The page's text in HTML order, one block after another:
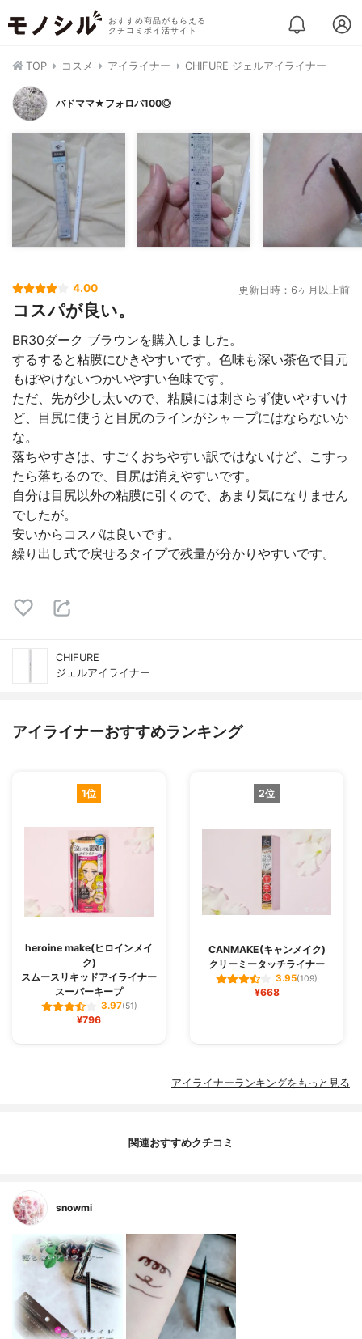
おすすめ商品がもらえる
クチコミポイ活サイト
TOP コスメ アイライナー CHIFURE ジェルアイライナー
バドママ★フォロバ100◎
4.00 更新日時：6ヶ月以上前
コスパが良い。
BR30ダーク ブラウンを購入しました。
するすると粘膜にひきやすいです。色味も深い茶色で目元
もぼやけないつかいやすい色味です。
ただ、先が少し太いので、粘膜には刺さらず使いやすいけ
ど、目尻に使うと目尻のラインがシャープにはならないか
な。
落ちやすさは、すごくおちやすい訳ではないけど、こすっ
たら落ちるので、目尻は消えやすいです。
自分は目尻以外の粘膜に引くので、あまり気になりません
でしたが。
安いからコスパは良いです。
繰り出し式で戻せるタイプで残量が分かりやすいです。
CHIFURE
ジェルアイライナー
アイライナーおすすめランキング
1位
heroine make(ヒロインメイ
ク)
スムースリキッドアイライナー
スーパーキープ
3.97(51)
¥796
2位
CANMAKE(キャンメイク)
クリーミータッチライナー
3.95(109)
¥668
アイライナーランキングをもっと見る
関連おすすめクチコミ
snowmi